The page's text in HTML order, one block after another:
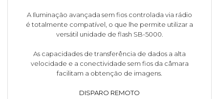
A Iluminação avançada sem fios controlada via rádio
é totalmente compatível, o que lhe permite utilizar a
versátil unidade de flash SB-5000.
As capacidades de transferência de dados a alta
velocidade e a conectividade sem fios da câmara
facilitam a obtenção de imagens.
DISPARO REMOTO